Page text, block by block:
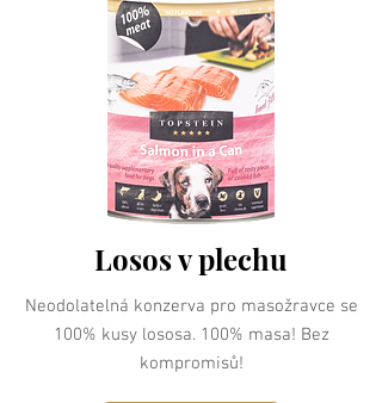
Losos v plechu
Neodolatelná konzerva pro masožravce se
100% kusy lososa. 100% masa! Bez
kompromisů!